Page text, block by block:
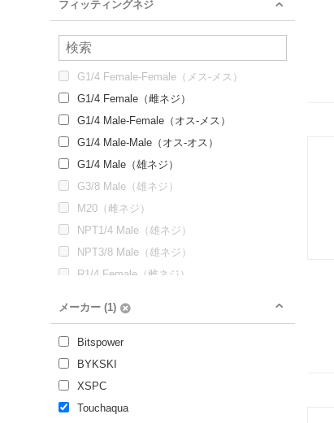
ストレート
フィッティングネジ
G1/4 Female-Female（メス-メス）
G1/4 Female（雌ネジ）
G1/4 Male-Female（オス-メス）
G1/4 Male-Male（オス-オス）
G1/4 Male（雄ネジ）
G3/8 Male（雄ネジ）
M20（雌ネジ）
NPT1/4 Male（雄ネジ）
NPT3/8 Male（雄ネジ）
R1/4 Female（雌ネジ）
UNC #9/16
なし
メーカー (1)
Bitspower
BYKSKI
XSPC
Touchaqua